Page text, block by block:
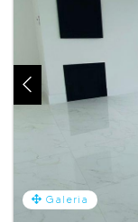
Galeria